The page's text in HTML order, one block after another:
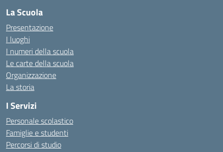
La Scuola
Presentazione
I luoghi
I numeri della scuola
Le carte della scuola
Organizzazione
La storia
I Servizi
Personale scolastico
Famiglie e studenti
Percorsi di studio